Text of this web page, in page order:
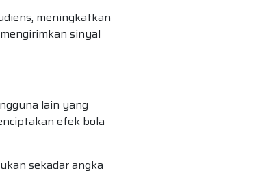
meningkatkan
sinyal
lain yang
efek bola
sekadar angka